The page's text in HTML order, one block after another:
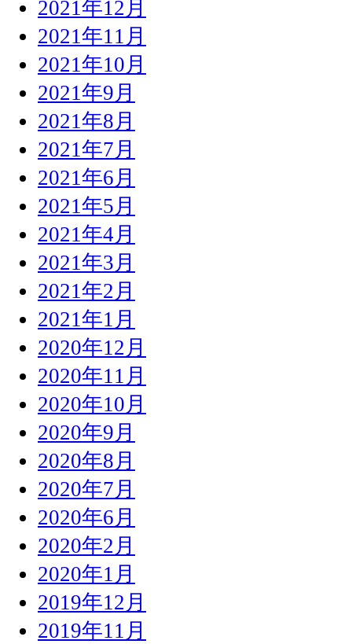
2021年12月
2021年11月
2021年10月
2021年9月
2021年8月
2021年7月
2021年6月
2021年5月
2021年4月
2021年3月
2021年2月
2021年1月
2020年12月
2020年11月
2020年10月
2020年9月
2020年8月
2020年7月
2020年6月
2020年2月
2020年1月
2019年12月
2019年11月